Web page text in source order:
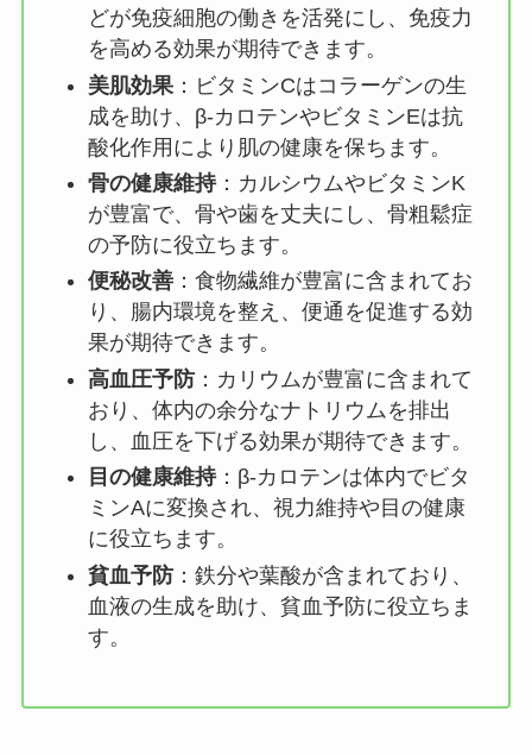
どが免疫細胞の働きを活発にし、免疫力
を高める効果が期待できます。
美肌効果：ビタミンCはコラーゲンの生
成を助け、β-カロテンやビタミンEは抗
酸化作用により肌の健康を保ちます。
骨の健康維持：カルシウムやビタミンK
が豊富で、骨や歯を丈夫にし、骨粗鬆症
の予防に役立ちます。
便秘改善：食物繊維が豊富に含まれてお
り、腸内環境を整え、便通を促進する効
果が期待できます。
高血圧予防：カリウムが豊富に含まれて
おり、体内の余分なナトリウムを排出
し、血圧を下げる効果が期待できます。
目の健康維持：β-カロテンは体内でビタ
ミンAに変換され、視力維持や目の健康
に役立ちます。
貧血予防：鉄分や葉酸が含まれており、
血液の生成を助け、貧血予防に役立ちま
す。